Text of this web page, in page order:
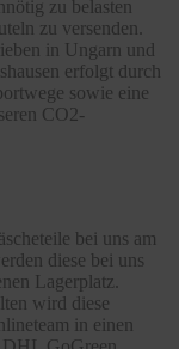
zu belasten
zu versenden.
in Ungarn und
erfolgt durch
sowie eine
CO2-
bei uns am
diese bei uns
Lagerplatz.
wird diese
in einen